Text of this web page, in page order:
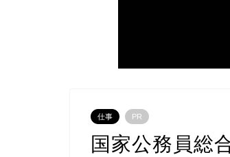
仕事 PR
国家公務員総